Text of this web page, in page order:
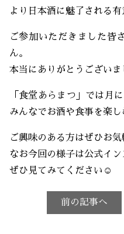
より日本酒に魅了される有
ご参加いただきました皆
ん。
本当にありがとうございま
「食堂あらまつ」では月
みんなでお酒や食事を楽し
ご興味のある方はぜひお気
なお今回の様子は公式イ
ぜひ見てみてください☺️
前の記事へ